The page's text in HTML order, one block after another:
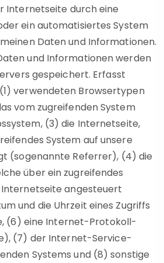
Internetseite durch eine
ein automatisiertes System
Daten und Informationen.
und Informationen werden
gespeichert. Erfasst
verwendeten Browsertypen
vom zugreifenden System
(3) die Internetseite,
System auf unsere
(sogenannte Referrer), (4) die
über ein zugreifendes
angesteuert
und die Uhrzeit eines Zugriffs
(6) eine Internet-Protokoll-
(7) der Internet-Service-
Systems und (8) sonstige